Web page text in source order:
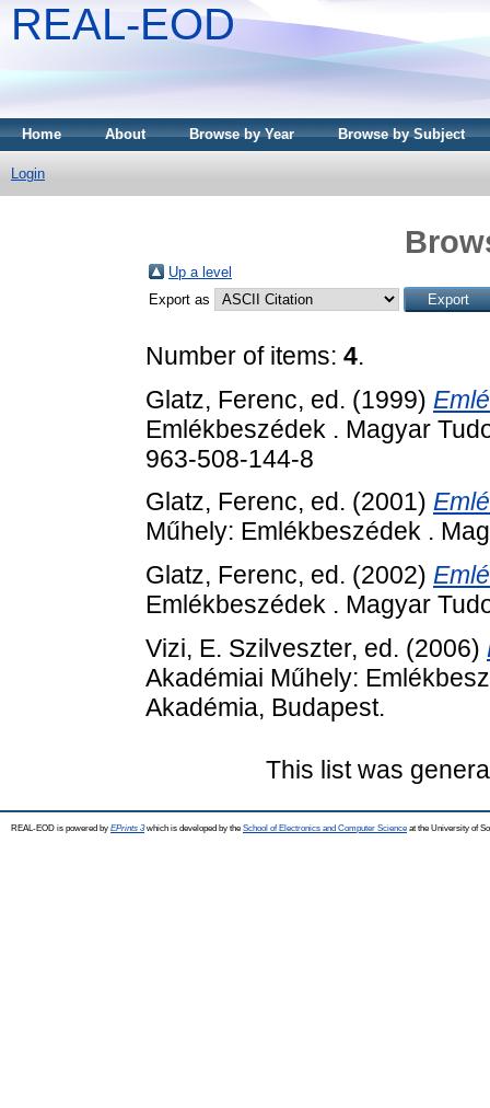
REAL-EOD
Home About Browse by Year Browse by Subject
Login
Up a level
Export as
Number of items: 4.
Glatz, Ferenc, ed. (1999)
Emlékbeszédek . Magyar
963-508-144-8
Glatz, Ferenc, ed. (2001)
Műhely: Emlékbeszédek .
Glatz, Ferenc, ed. (2002)
Emlékbeszédek . Magyar
Vizi, E. Szilveszter, ed. (2006)
Akadémiai Műhely:
Akadémia, Budapest.
This list was
REAL-EOD is powered by EPrints 3which is developed by the School of Electronics and Computer Science at the University of